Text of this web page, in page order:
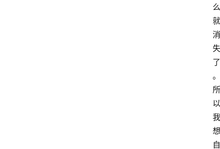
么
就
消
失
了
。
所
以
我
想
自